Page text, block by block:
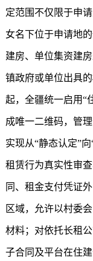
定范围不仅限于申
女名下位于申请地
建房、单位集资建
镇政府或单位出具
起，全疆统一启用“
成唯一二维码，管
实现从“静态认定”向
租赁行为真实性审
同、租金支付凭证
区域，允许以村委
材料；对依托长租
子合同及平台在住